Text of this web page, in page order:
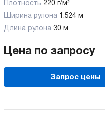
Плотность 220 г/м²
Ширина рулона 1.524 м
Длина рулона 30 м
Цена по запросу
Запрос цены